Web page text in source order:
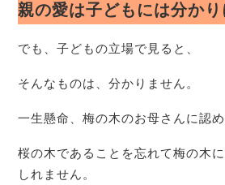
親の愛は子どもには分か
でも、子どもの立場で見ると、
そんなものは、分かりません。
一生懸命、梅の木のお母さんに認
桜の木であることを忘れて梅の木
しれません。